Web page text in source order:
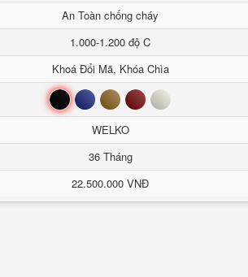
An Toàn chống cháy
1.000-1.200 độ C
Khoá Đổi Mã, Khóa Chìa
Đen Xanh Nâu Đỏ Trắng
WELKO
36 Tháng
22.500.000 VNĐ